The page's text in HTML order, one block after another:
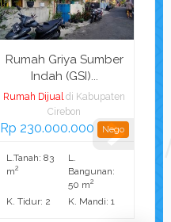
Rumah Griya Sumber
Indah (GSI)...
Rumah Dijual di Kabupaten
Cirebon
Rp 230.000.000 Nego
L.Tanah: 83
m2
L.
Bangunan:
50 m2
K. Tidur: 2 K. Mandi: 1